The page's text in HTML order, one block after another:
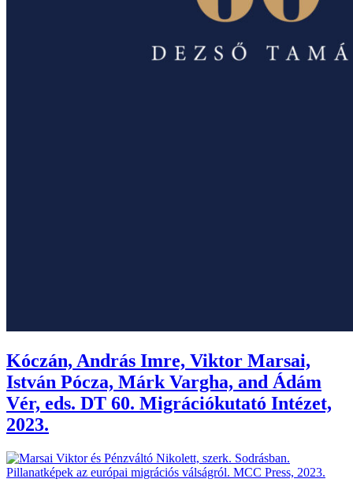
Kóczán, András Imre, Viktor Marsai,
István Pócza, Márk Vargha, and Ádám
Vér, eds. DT 60. Migrációkutató Intézet,
2023.